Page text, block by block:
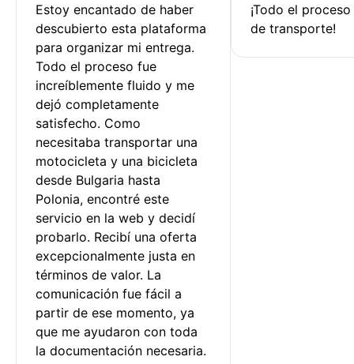
Estoy encantado de haber
descubierto esta plataforma
para organizar mi entrega.
Todo el proceso fue
increíblemente fluido y me
dejó completamente
satisfecho. Como
necesitaba transportar una
motocicleta y una bicicleta
desde Bulgaria hasta
Polonia, encontré este
servicio en la web y decidí
probarlo. Recibí una oferta
excepcionalmente justa en
términos de valor. La
comunicación fue fácil a
partir de ese momento, ya
que me ayudaron con toda
la documentación necesaria.
¡Todo el
de transporte!